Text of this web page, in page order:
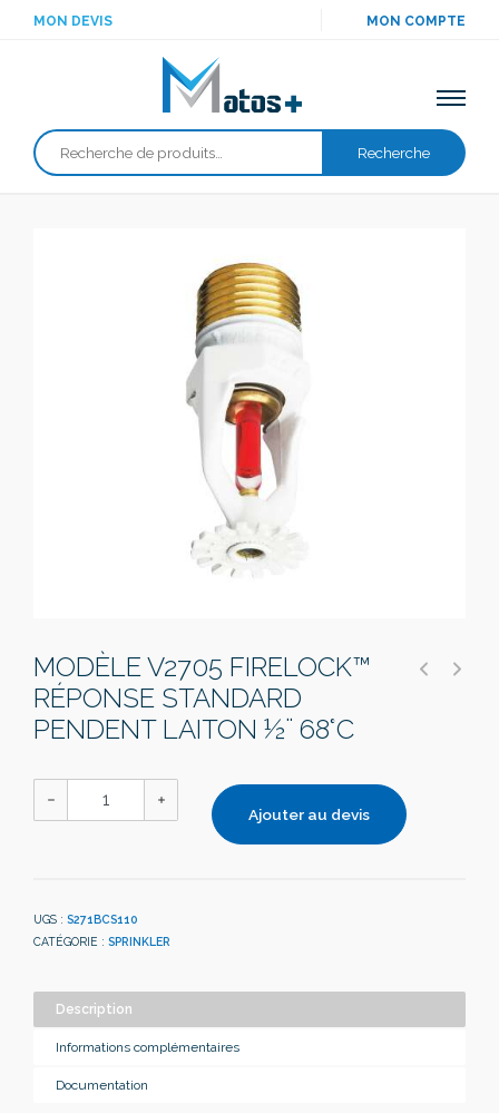
MON DEVIS MON COMPTE
Recherche
Recherche
MODÈLE V2705 FIRELOCK™
RÉPONSE STANDARD
PENDENT LAITON ½¨ 68°C
Ajouter au devis
UGS : S271BCS110
CATÉGORIE : SPRINKLER
Description
Informations complémentaires
Documentation